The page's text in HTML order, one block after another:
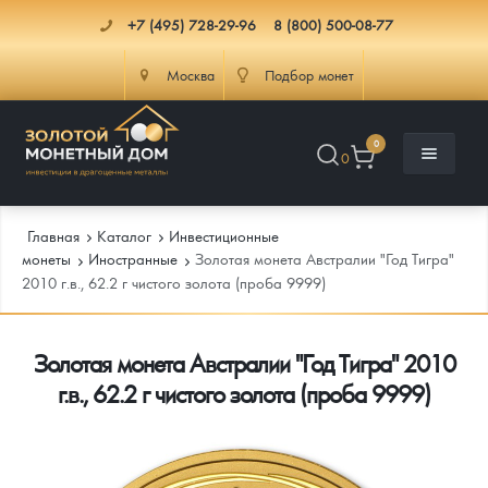
+7 (495) 728-29-96 8 (800) 500-08-77
Москва Подбор монет
0
0
Каталог
Каталог Монет
Инвестиционные монеты
Монеты Россия и СССР
Памятные и старинные монеты
Инфо
Как сделать заказ
Главная Каталог
Инвестиционные
монеты
Иностранные
Золотая монета Австралии "Год Тигра"
2010 г.в., 62.2 г чистого золота (проба 9999)
Золотая монета Австралии "Год Тигра" 2010
г.в., 62.2 г чистого золота (проба 9999)